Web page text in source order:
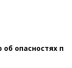
опасностях п